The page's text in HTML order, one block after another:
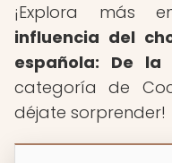
¡Explora más
influencia del
española: De
categoría de
déjate sorprender!